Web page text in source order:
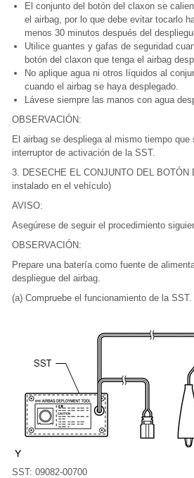
El conjunto del botón del claxon se
el airbag, por lo que debe evitar tocarlo
menos 30 minutos después del
Utilice guantes y gafas de seguridad
botón del claxon que tenga el airbag
No aplique agua ni otros líquidos al
cuando el airbag se haya desplegado.
Lávese siempre las manos con agua
OBSERVACIÓN:
El airbag se despliega al mismo tiempo
interruptor de activación de la SST.
3. DESECHE EL CONJUNTO DEL BOTÓN
instalado en el vehículo)
AVISO:
Asegúrese de seguir el procedimiento
OBSERVACIÓN:
Prepare una batería como fuente de
despliegue del airbag.
(a) Compruebe el funcionamiento de la SST.
SST: 09082-00700